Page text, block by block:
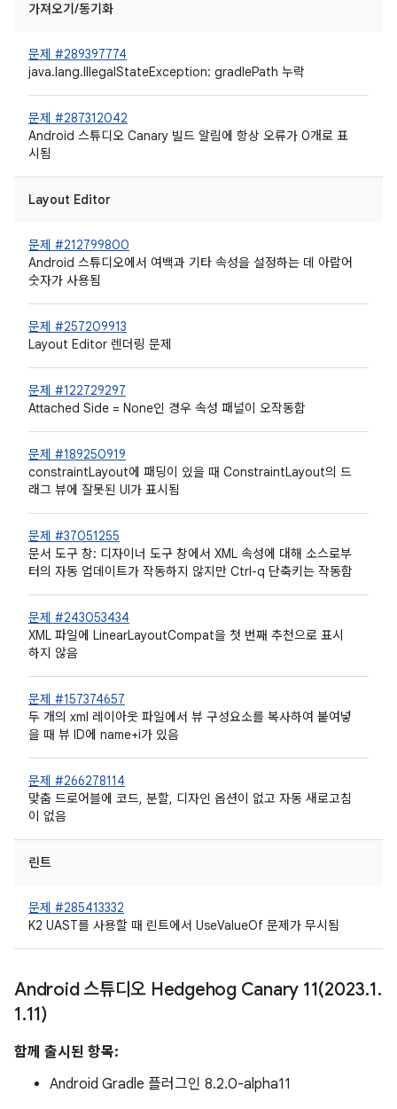
가져오기/동기화
문제 #289397774
java.lang.IllegalStateException: gradlePath 누락
문제 #287312042
Android 스튜디오 Canary 빌드 알림에 항상 오류가 0개로 표
시됨
Layout Editor
문제 #212799800
Android 스튜디오에서 여백과 기타 속성을 설정하는 데 아랍어
숫자가 사용됨
문제 #257209913
Layout Editor 렌더링 문제
문제 #122729297
Attached Side = None인 경우 속성 패널이 오작동함
문제 #189250919
constraintLayout에 패딩이 있을 때 ConstraintLayout의 드
래그 뷰에 잘못된 UI가 표시됨
문제 #37051255
문서 도구 창: 디자이너 도구 창에서 XML 속성에 대해 소스로부
터의 자동 업데이트가 작동하지 않지만 Ctrl-q 단축키는 작동함
문제 #243053434
XML 파일에 LinearLayoutCompat을 첫 번째 추천으로 표시
하지 않음
문제 #157374657
두 개의 xml 레이아웃 파일에서 뷰 구성요소를 복사하여 붙여넣
을 때 뷰 ID에 name+i가 있음
문제 #266278114
맞춤 드로어블에 코드, 분할, 디자인 옵션이 없고 자동 새로고침
이 없음
린트
문제 #285413332
K2 UAST를 사용할 때 린트에서 UseValueOf 문제가 무시됨
Android 스튜디오 Hedgehog Canary 11(2023.1.
1.11)
함께 출시된 항목:
Android Gradle 플러그인 8.2.0-alpha11